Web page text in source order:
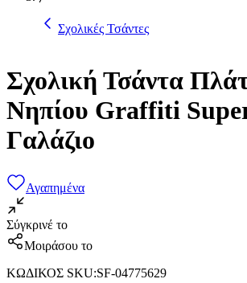
Σχολικές Τσάντες
Σχολική Τσάντα
Νηπίου Graffiti
Γαλάζιο
Αγαπημένα
Σύγκρινέ το
Μοιράσου το
ΚΩΔΙΚΟΣ SKU:SF-04775629